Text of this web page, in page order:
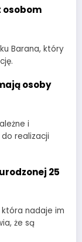
osobom
Barana, który
osoby
i
realizacji
25
nadaje im
że są